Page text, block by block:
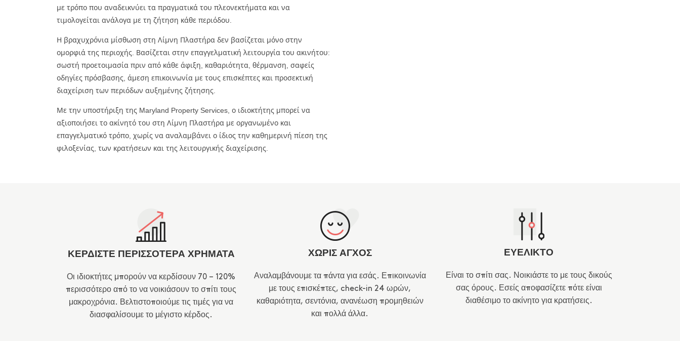
με τρόπο που αναδεικνύει τα πραγματικά του πλεονεκτήματα και να
τιμολογείται ανάλογα με τη ζήτηση κάθε περιόδου.
Η βραχυχρόνια μίσθωση στη Λίμνη Πλαστήρα δεν βασίζεται μόνο στην
ομορφιά της περιοχής. Βασίζεται στην επαγγελματική λειτουργία του ακινήτου:
σωστή προετοιμασία πριν από κάθε άφιξη, καθαριότητα, θέρμανση, σαφείς
οδηγίες πρόσβασης, άμεση επικοινωνία με τους επισκέπτες και προσεκτική
διαχείριση των περιόδων αυξημένης ζήτησης.
Με την υποστήριξη της Maryland Property Services, ο ιδιοκτήτης μπορεί να
αξιοποιήσει το ακίνητό του στη Λίμνη Πλαστήρα με οργανωμένο και
επαγγελματικό τρόπο, χωρίς να αναλαμβάνει ο ίδιος την καθημερινή πίεση της
φιλοξενίας, των κρατήσεων και της λειτουργικής διαχείρισης.
ΚΕΡΔΙΣΤΕ ΠΕΡΙΣΣΟΤΕΡΑ ΧΡΗΜΑΤΑ
Οι ιδιοκτήτες μπορούν να κερδίσουν 70 – 120%
περισσότερο από το να νοικιάσουν το σπίτι τους
μακροχρόνια. Βελτιστοποιούμε τις τιμές για να
διασφαλίσουμε το μέγιστο κέρδος.
ΧΩΡΙΣ ΑΓΧΟΣ
Αναλαμβάνουμε τα πάντα για εσάς. Επικοινωνία
με τους επισκέπτες, check-in 24 ωρών,
καθαριότητα, σεντόνια, ανανέωση προμηθειών
και πολλά άλλα.
ΕΥΕΛΙΚΤΟ
Είναι το σπίτι σας. Νοικιάστε το με τους δικούς
σας όρους. Εσείς αποφασίζετε πότε είναι
διαθέσιμο το ακίνητο για κρατήσεις.